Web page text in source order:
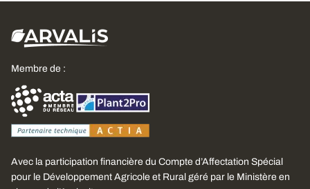
Membre de :
Avec la participation financière du Compte d’Affectation Spécial
pour le Développement Agricole et Rural géré par le Ministère en